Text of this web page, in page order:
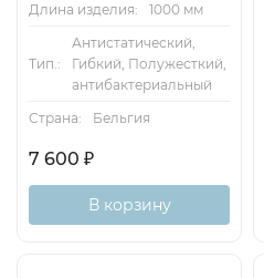
Длина изделия:
1000 мм
Тип.:
Антистатический,
Гибкий, Полужесткий,
антибактериальный
Страна:
Бельгия
7 600 ₽
В корзину